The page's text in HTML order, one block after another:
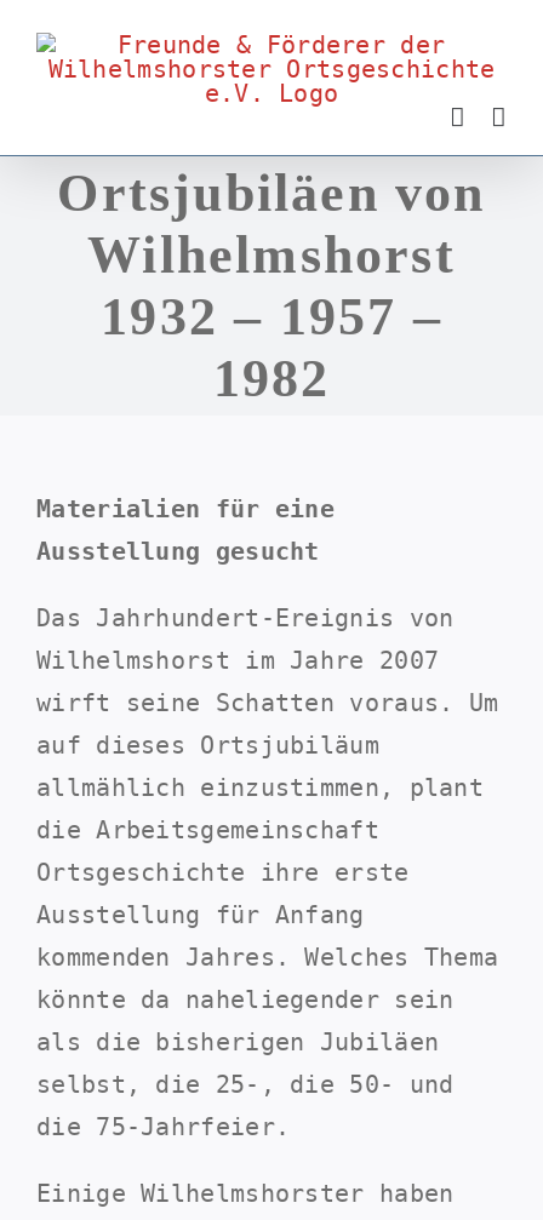
Inhalt
Ortsjubiläen von
Wilhelmshorst
1932 – 1957 –
1982
Materialien für eine
Ausstellung gesucht
Das Jahrhundert-Ereignis von
Wilhelmshorst im Jahre 2007
wirft seine Schatten voraus. Um
auf dieses Ortsjubiläum
allmählich einzustimmen, plant
die Arbeitsgemeinschaft
Ortsgeschichte ihre erste
Ausstellung für Anfang
kommenden Jahres. Welches Thema
könnte da naheliegender sein
als die bisherigen Jubiläen
selbst, die 25-, die 50- und
die 75-Jahrfeier.
Einige Wilhelmshorster haben